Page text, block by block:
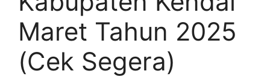
Maret Tahun 2025
(Cek Segera)